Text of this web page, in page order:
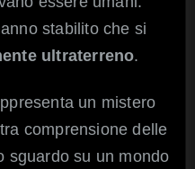
stabilito che si
ultraterreno.
un mistero
comprensione delle
sguardo su un mondo